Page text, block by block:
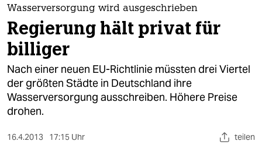
themen
politik
öko
gesellschaft
kultur
sport
Wasserversorgung wird ausgeschrieben
Regierung hält privat für
billiger
Nach einer neuen EU-Richtlinie müssten drei Viertel
der größten Städte in Deutschland ihre
Wasserversorgung ausschreiben. Höhere Preise
drohen.
16.4.2013 17:15 Uhr teilen